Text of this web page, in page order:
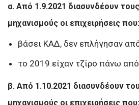
α. Από 1.9.2021 διασυνδέουν
μηχανισμούς οι επιχειρήσεις που:
βάσει ΚΑΔ, δεν επλήγησαν
το 2019 είχαν τζίρο πάνω
β. Από 1.10.2021 διασυνδέουν
μηχανισμούς οι επιχειρήσεις που: